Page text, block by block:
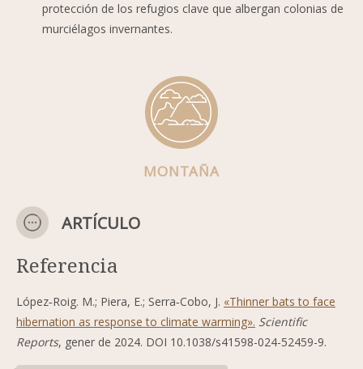
MONTAÑA
ARTÍCULO
Referencia
López‑Roig. M.; Piera, E.; Serra‑Cobo, J. «Thinner bats to face
hibernation as response to climate warming». Scientific
Reports, gener de 2024. DOI 10.1038/s41598-024-52459-9.
protección de los refugios clave que albergan colonias de
murciélagos invernantes.